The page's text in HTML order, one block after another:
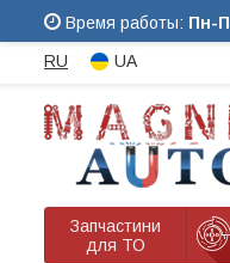
Время работы: Пн-
RU UA
Запчастини
для ТО